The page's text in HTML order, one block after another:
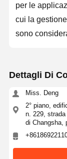
per le
cui la
sono
Dettagli Di
Miss. Deng
2° piano,
n. 229,
di Changsha,